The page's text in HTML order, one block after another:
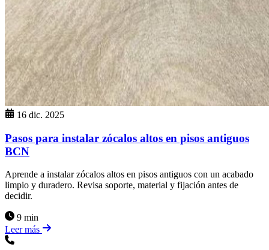
16 dic. 2025
Pasos para instalar zócalos altos en pisos antiguos
BCN
Aprende a instalar zócalos altos en pisos antiguos con un acabado
limpio y duradero. Revisa soporte, material y fijación antes de
decidir.
9 min
Leer más